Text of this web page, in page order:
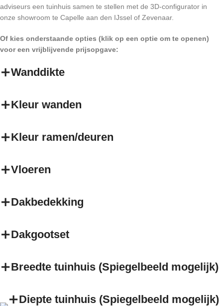
adviseurs een tuinhuis samen te stellen met de 3D-configurator in
onze showroom te Capelle aan den IJssel of Zevenaar.
Of kies onderstaande opties (klik op een optie om te openen)
voor een vrijblijvende prijsopgave:
Wanddikte
Kleur wanden
Kleur ramen/deuren
Vloeren
Dakbedekking
Dakgootset
Breedte tuinhuis (Spiegelbeeld mogelijk)
Diepte tuinhuis (Spiegelbeeld mogelijk)